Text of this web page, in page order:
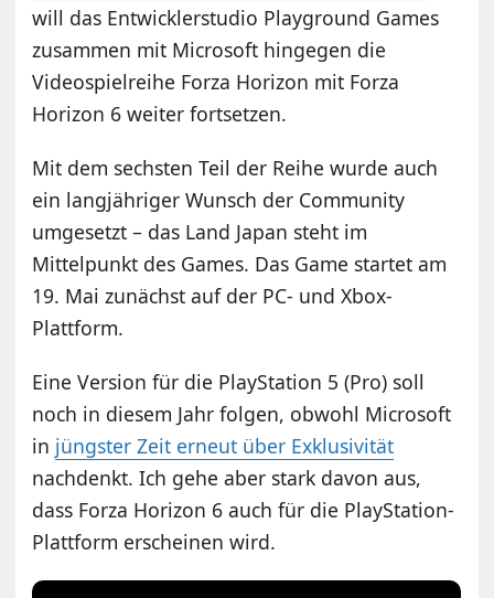
will das Entwicklerstudio Playground Games
zusammen mit Microsoft hingegen die
Videospielreihe Forza Horizon mit Forza
Horizon 6 weiter fortsetzen.
Mit dem sechsten Teil der Reihe wurde auch
ein langjähriger Wunsch der Community
umgesetzt – das Land Japan steht im
Mittelpunkt des Games. Das Game startet am
19. Mai zunächst auf der PC- und Xbox-
Plattform.
Eine Version für die PlayStation 5 (Pro) soll
noch in diesem Jahr folgen, obwohl Microsoft
in jüngster Zeit erneut über Exklusivität
nachdenkt. Ich gehe aber stark davon aus,
dass Forza Horizon 6 auch für die PlayStation-
Plattform erscheinen wird.